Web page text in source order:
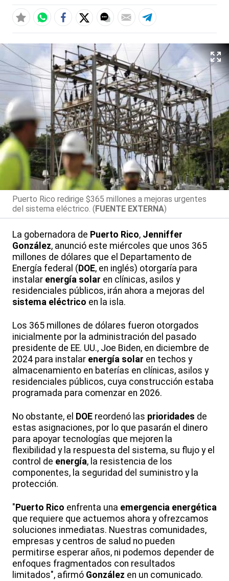
Puerto Rico redirige $365 millones a mejoras urgentes
del sistema eléctrico. (FUENTE EXTERNA)
La gobernadora de Puerto Rico, Jenniffer
González, anunció este miércoles que unos 365
millones de dólares que el Departamento de
Energía federal ( DOE, en inglés) otorgaría para
instalar energía solar en clínicas, asilos y
residenciales públicos, irán ahora a mejoras del
sistema eléctrico en la isla.
Los 365 millones de dólares fueron otorgados
inicialmente por la administración del pasado
presidente de EE. UU., Joe Biden, en diciembre de
2024 para instalar energía solar en techos y
almacenamiento en baterías en clínicas, asilos y
residenciales públicos, cuya construcción estaba
programada para comenzar en 2026.
No obstante, el DOE reordenó las prioridades de
estas asignaciones, por lo que pasarán el dinero
para apoyar tecnologías que mejoren la
flexibilidad y la respuesta del sistema, su flujo y el
control de energía, la resistencia de los
componentes, la seguridad del suministro y la
protección.
" Puerto Rico enfrenta una emergencia energética
que requiere que actuemos ahora y ofrezcamos
soluciones inmediatas. Nuestras comunidades,
empresas y centros de salud no pueden
permitirse esperar años, ni podemos depender de
enfoques fragmentados con resultados
limitados", afirmó González en un comunicado.